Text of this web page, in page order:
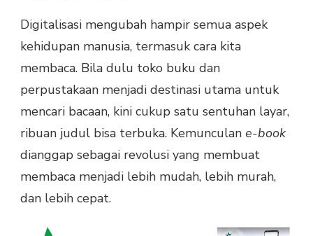
Digitalisasi mengubah hampir semua aspek
kehidupan manusia, termasuk cara kita
membaca. Bila dulu toko buku dan
perpustakaan menjadi destinasi utama untuk
mencari bacaan, kini cukup satu sentuhan layar,
ribuan judul bisa terbuka. Kemunculan e-book
dianggap sebagai revolusi yang membuat
membaca menjadi lebih mudah, lebih murah,
dan lebih cepat.